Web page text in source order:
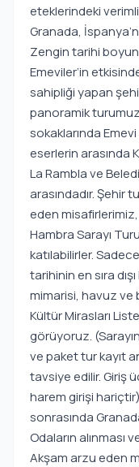
eteklerindeki
Granada,
Zengin tarihi
Emeviler’in
sahipliği yapan
panoramik
sokaklarında
eserlerin arasında
La Rambla ve
arasındadır. Şehir
eden
Hambra Sarayı
katılabilirler.
tarihinin en sıra
mimarisi, havuz ve
Kültür Mirasları
görüyoruz.
ve paket tur kayıt
tavsiye edilir. Giriş
harem girişi
sonrasında
Odaların
Akşam arzu eden